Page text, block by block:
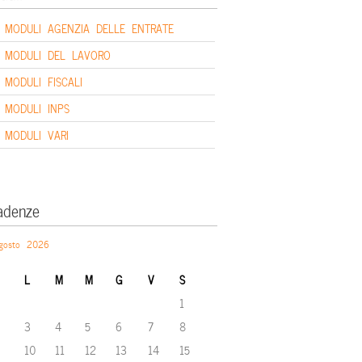
MODULI AGENZIA DELLE ENTRATE
MODULI DEL LAVORO
MODULI FISCALI
MODULI INPS
MODULI VARI
2026
L M M G V S
1
3 4 5 6 7
8
10 11 12 13 14
15